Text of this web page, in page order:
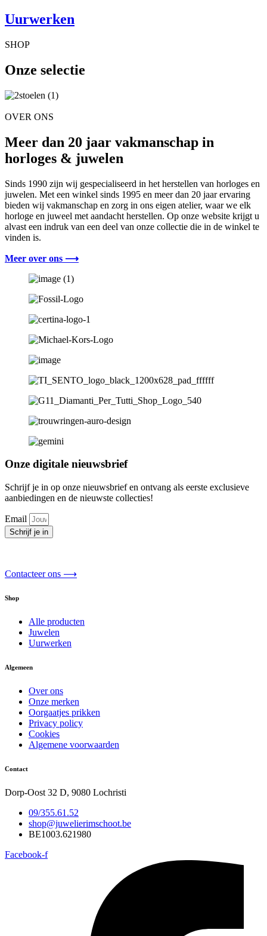
Uurwerken
SHOP
Onze selectie
OVER ONS
Meer dan 20 jaar vakmanschap in
horloges & juwelen
Sinds 1990 zijn wij gespecialiseerd in het herstellen van horloges en
juwelen. Met een winkel sinds 1995 en meer dan 20 jaar ervaring
bieden wij vakmanschap en zorg in ons eigen atelier, waar we elk
horloge en juweel met aandacht herstellen. Op onze website krijgt u
alvast een indruk van een deel van onze collectie die in de winkel te
vinden is.
Meer over ons ⟶
Onze digitale nieuwsbrief
Schrijf je in op onze nieuwsbrief en ontvang als eerste exclusieve
aanbiedingen en de nieuwste collecties!
Email
Schrijf je in
Contacteer ons ⟶
Shop
Alle producten
Juwelen
Uurwerken
Algemeen
Over ons
Onze merken
Oorgaatjes prikken
Privacy policy
Cookies
Algemene voorwaarden
Contact
Dorp-Oost 32 D, 9080 Lochristi
09/355.61.52
shop@juwelierimschoot.be
BE1003.621980
Facebook-f